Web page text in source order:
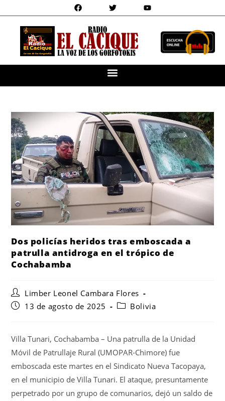
Dos policías heridos tras emboscada a
patrulla antidroga en el trópico de
Cochabamba
Limber Leonel Cambara Flores
13 de agosto de 2025
Bolivia
Villa Tunari, Cochabamba – Una patrulla de la Unidad
Móvil de Patrullaje Rural (UMOPAR-Chimore) fue
emboscada este martes en el Sindicato Nueva Tacopaya,
en el municipio de Villa Tunari. El ataque, presuntamente
perpetrado por un grupo de comunarios, dejó un saldo de